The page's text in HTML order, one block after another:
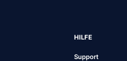
HILFE
Support